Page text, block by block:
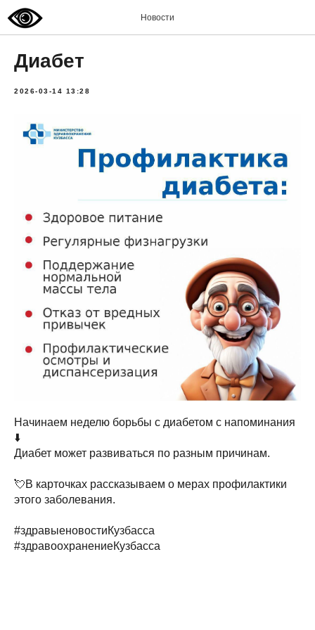
Новости
Диабет
2026-03-14 13:28
Начинаем неделю борьбы с диабетом с напоминания
⬇️
Диабет может развиваться по разным причинам.
💘В карточках рассказываем о мерах профилактики
этого заболевания.
#здравыеновостиКузбасса
#здравоохранениеКузбасса